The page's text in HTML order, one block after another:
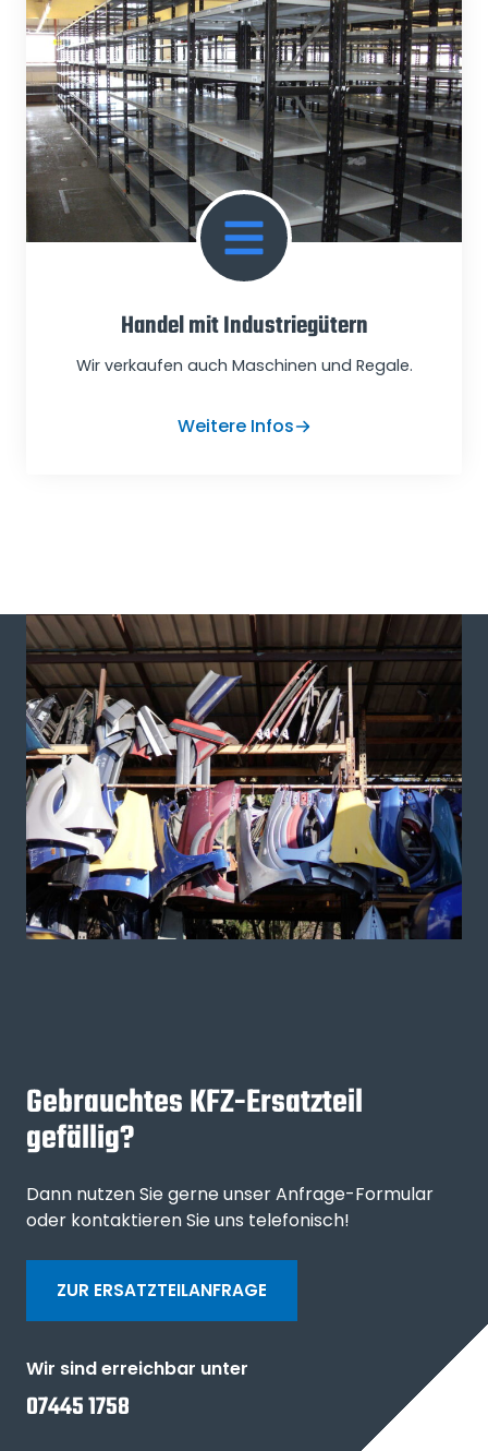
Handel mit Industriegütern
Wir verkaufen auch Maschinen und Regale.
Weitere Infos
Gebrauchtes KFZ-Ersatzteil
gefällig?
Dann nutzen Sie gerne unser Anfrage-Formular
oder kontaktieren Sie uns telefonisch!
ZUR ERSATZTEILANFRAGE
Wir sind erreichbar unter
07445 1758